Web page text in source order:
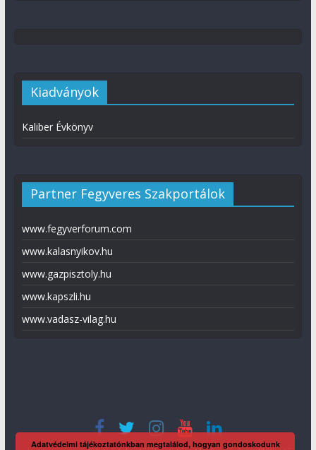
Kiadványok
Kaliber Évkönyv
Partner Fegyveres Szakportálok
www.fegyverforum.com
www.kalasnyikov.hu
www.gazpisztoly.hu
www.kapszli.hu
www.vadasz-vilag.hu
Adatvédelmi tájékoztatónkban megtalálod, hogyan gondoskodunk